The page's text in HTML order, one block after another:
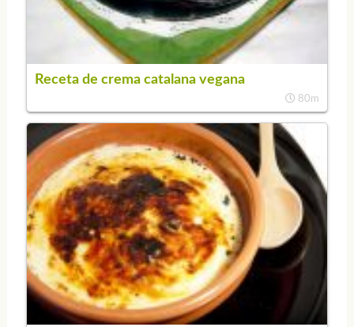
Receta de crema catalana vegana
80m